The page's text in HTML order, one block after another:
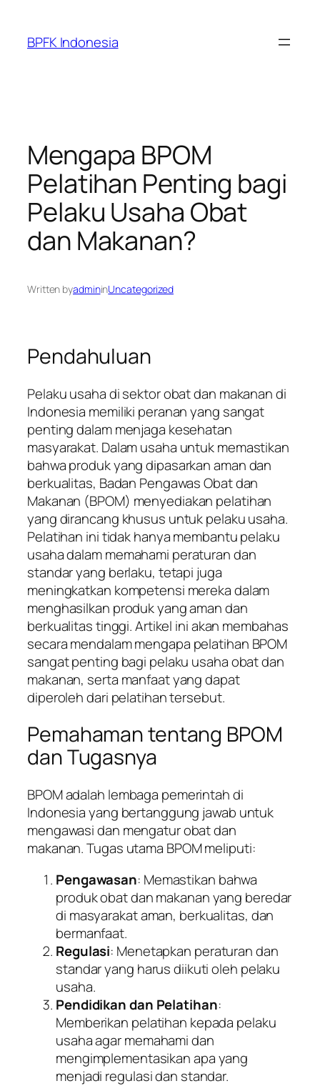
content
BPFK Indonesia
Mengapa BPOM
Pelatihan Penting bagi
Pelaku Usaha Obat
dan Makanan?
Written byadmininUncategorized
Pendahuluan
Pelaku usaha di sektor obat dan makanan di
Indonesia memiliki peranan yang sangat
penting dalam menjaga kesehatan
masyarakat. Dalam usaha untuk memastikan
bahwa produk yang dipasarkan aman dan
berkualitas, Badan Pengawas Obat dan
Makanan (BPOM) menyediakan pelatihan
yang dirancang khusus untuk pelaku usaha.
Pelatihan ini tidak hanya membantu pelaku
usaha dalam memahami peraturan dan
standar yang berlaku, tetapi juga
meningkatkan kompetensi mereka dalam
menghasilkan produk yang aman dan
berkualitas tinggi. Artikel ini akan membahas
secara mendalam mengapa pelatihan BPOM
sangat penting bagi pelaku usaha obat dan
makanan, serta manfaat yang dapat
diperoleh dari pelatihan tersebut.
Pemahaman tentang BPOM
dan Tugasnya
BPOM adalah lembaga pemerintah di
Indonesia yang bertanggung jawab untuk
mengawasi dan mengatur obat dan
makanan. Tugas utama BPOM meliputi:
Pengawasan: Memastikan bahwa
produk obat dan makanan yang beredar
di masyarakat aman, berkualitas, dan
bermanfaat.
Regulasi: Menetapkan peraturan dan
standar yang harus diikuti oleh pelaku
usaha.
Pendidikan dan Pelatihan:
Memberikan pelatihan kepada pelaku
usaha agar memahami dan
mengimplementasikan apa yang
menjadi regulasi dan standar.